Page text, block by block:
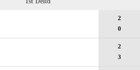
2
0
2
3